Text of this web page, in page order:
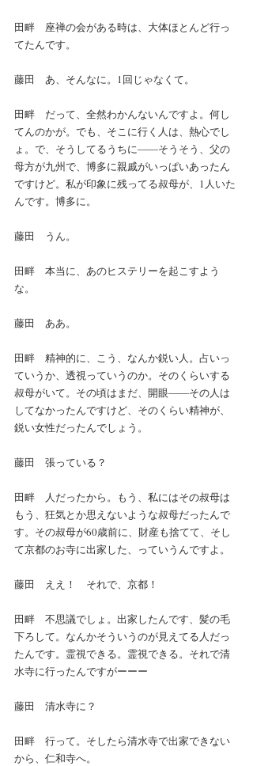
田畔　座禅の会がある時は、大体ほとんど行っ
てたんです。
藤田　あ、そんなに。1回じゃなくて。
田畔　だって、全然わかんないんですよ。何し
てんのかが。でも、そこに行く人は、熱心でし
ょ。で、そうしてるうちに――そうそう、父の
母方が九州で、博多に親戚がいっぱいあったん
ですけど。私が印象に残ってる叔母が、1人いた
んです。博多に。
藤田　うん。
田畔　本当に、あのヒステリーを起こすよう
な。
藤田　ああ。
田畔　精神的に、こう、なんか鋭い人。占いっ
ていうか、透視っていうのか。そのくらいする
叔母がいて。その頃はまだ、開眼――その人は
してなかったんですけど、そのくらい精神が、
鋭い女性だったんでしょう。
藤田　張っている？
田畔　人だったから。もう、私にはその叔母は
もう、狂気とか思えないような叔母だったんで
す。その叔母が60歳前に、財産も捨てて、そし
て京都のお寺に出家した、っていうんですよ。
藤田　ええ！　それで、京都！
田畔　不思議でしょ。出家したんです、髪の毛
下ろして。なんかそういうのが見えてる人だっ
たんです。霊視できる。霊視できる。それで清
水寺に行ったんですがーーー
藤田　清水寺に？
田畔　行って。そしたら清水寺で出家できない
から、仁和寺へ。